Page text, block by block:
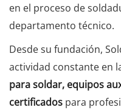
en el proceso de
departamento técnico.
Desde su fundación,
actividad constante en
para soldar, equipos
certificados para